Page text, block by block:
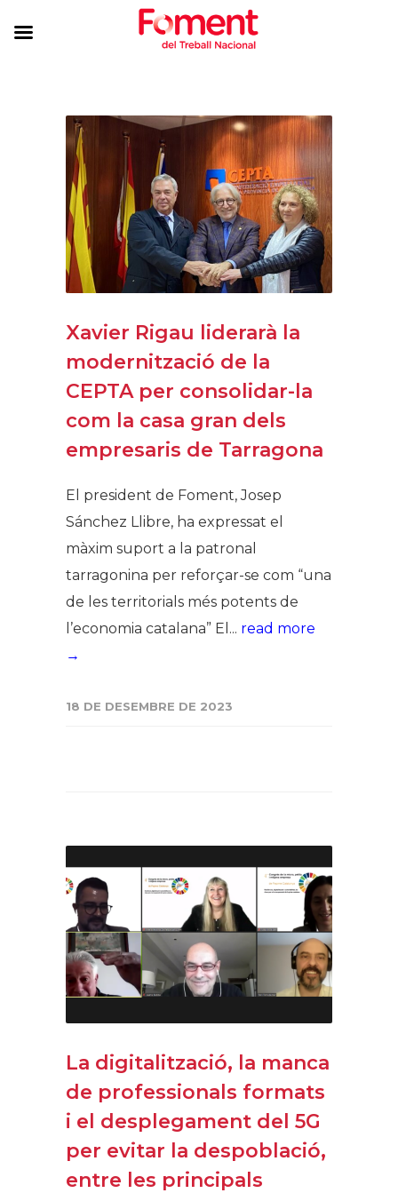
Xavier Rigau liderarà la
modernització de la
CEPTA per consolidar-la
com la casa gran dels
empresaris de Tarragona
El president de Foment, Josep
Sánchez Llibre, ha expressat el
màxim suport a la patronal
tarragonina per reforçar-se com “una
de les territorials més potents de
l’economia catalana” El... read more
→
18 DE DESEMBRE DE 2023
La digitalització, la manca
de professionals formats
i el desplegament del 5G
per evitar la despoblació,
entre les principals